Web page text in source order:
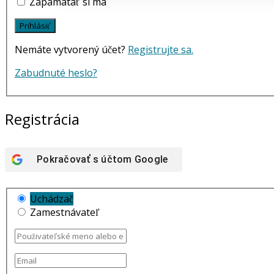
Nemáte vytvorený účet? Registrujte sa.
Zabudnuté heslo?
Registrácia
Pokračovať s účtom Google
Uchádzač
Zamestnávateľ